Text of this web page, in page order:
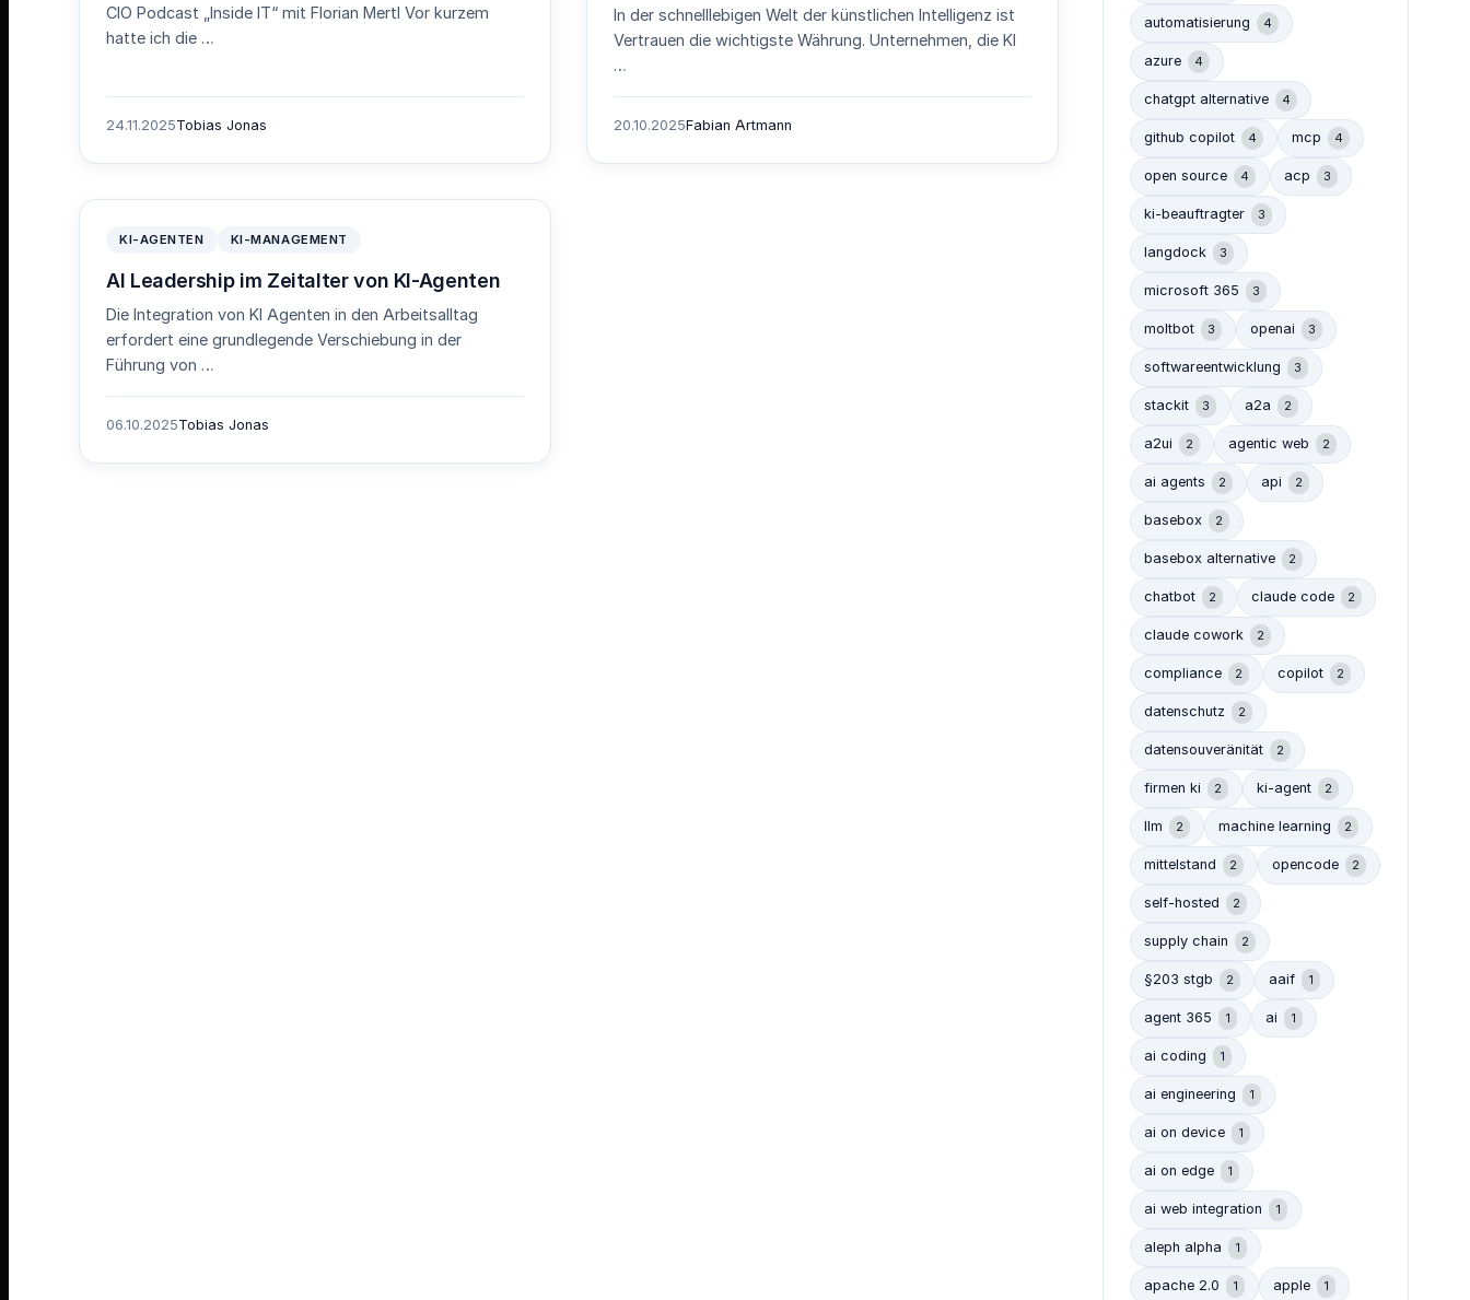
CIO Podcast „Inside IT“ mit Florian Mertl Vor kurzem
hatte ich die …
24.11.2025Tobias Jonas
In der schnelllebigen Welt der künstlichen Intelligenz ist
Vertrauen die wichtigste Währung. Unternehmen, die KI
…
20.10.2025Fabian Artmann
KI-AGENTEN KI-MANAGEMENT
AI Leadership im Zeitalter von KI-Agenten
Die Integration von KI Agenten in den Arbeitsalltag
erfordert eine grundlegende Verschiebung in der
Führung von …
06.10.2025Tobias Jonas
automatisierung 4
azure 4
chatgpt alternative 4
github copilot 4 mcp 4
open source 4 acp 3
ki-beauftragter 3
langdock 3
microsoft 365 3
moltbot 3 openai 3
softwareentwicklung 3
stackit 3 a2a 2
a2ui 2 agentic web 2
ai agents 2 api 2
basebox 2
basebox alternative 2
chatbot 2 claude code 2
claude cowork 2
compliance 2 copilot 2
datenschutz 2
datensouveränität 2
firmen ki 2 ki-agent 2
llm 2 machine learning 2
mittelstand 2 opencode 2
self-hosted 2
supply chain 2
§203 stgb 2 aaif 1
agent 365 1 ai 1
ai coding 1
ai engineering 1
ai on device 1
ai on edge 1
ai web integration 1
aleph alpha 1
apache 2.0 1 apple 1